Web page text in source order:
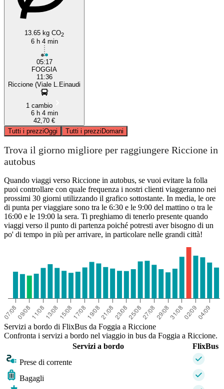
13.65 kg CO2
6 h 4 min
05:17
FOGGIA
11:36
Riccione (Viale L.Einaudi
1 cambio
6 h 4 min
42,70 €
Tutti i prezziOggi Tutti i prezziDomani
Trova il giorno migliore per raggiungere Riccione in
autobus
Quando viaggi verso Riccione in autobus, se vuoi evitare la folla
puoi controllare con quale frequenza i nostri clienti viaggeranno nei
prossimi 30 giorni utilizzando il grafico sottostante. In media, le ore
di punta per viaggiare sono tra le 6:30 e le 9:00 del mattino o tra le
16:00 e le 19:00 la sera. Ti preghiamo di tenerlo presente quando
viaggi verso il punto di partenza poiché potresti aver bisogno di un
po' di tempo in più per arrivare, in particolare nelle grandi città!
Servizi a bordo di FlixBus da Foggia a Riccione
Confronta i servizi a bordo nel viaggio in bus da Foggia a Riccione.
Servizi a bordo
FlixBus
Prese di corrente
Bagagli